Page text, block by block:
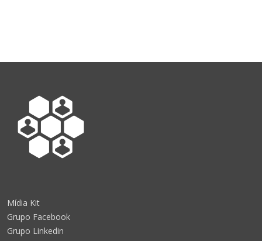
Mídia Kit
Grupo Facebook
Grupo Linkedin